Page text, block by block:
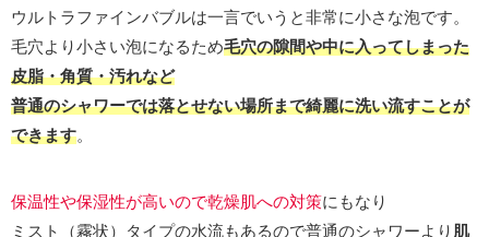
ウルトラファインバブルは一言でいうと非常に小さな泡です。
毛穴より小さい泡になるため毛穴の隙間や中に入ってしまった
皮脂・角質・汚れなど
普通のシャワーでは落とせない場所まで綺麗に洗い流すことが
できます。
保温性や保湿性が高いので乾燥肌への対策にもなり
ミスト（霧状）タイプの水流もあるので普通のシャワーより 肌